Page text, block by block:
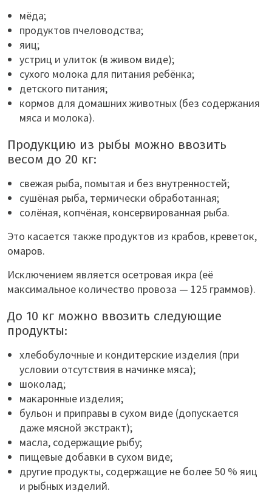
мёда;
продуктов пчеловодства;
яиц;
устриц и улиток (в живом виде);
сухого молока для питания ребёнка;
детского питания;
кормов для домашних животных (без содержания
мяса и молока).
Продукцию из рыбы можно ввозить
весом до 20 кг:
свежая рыба, помытая и без внутренностей;
сушёная рыба, термически обработанная;
солёная, копчёная, консервированная рыба.
Это касается также продуктов из крабов, креветок,
омаров.
Исключением является осетровая икра (её
максимальное количество провоза — 125 граммов).
До 10 кг можно ввозить следующие
продукты:
хлебобулочные и кондитерские изделия (при
условии отсутствия в начинке мяса);
шоколад;
макаронные изделия;
бульон и приправы в сухом виде (допускается
даже мясной экстракт);
масла, содержащие рыбу;
пищевые добавки в сухом виде;
другие продукты, содержащие не более 50 % яиц
и рыбных изделий.